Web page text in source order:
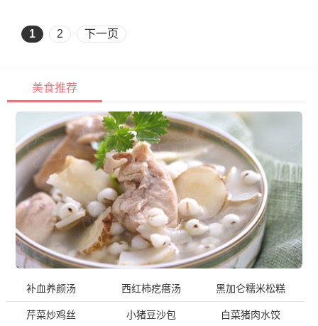
1 2 下一页
美食推荐
补血养颜汤 西红柿疙瘩汤 黑加仑糯米松糕
芹菜炒鸡丝 小猪豆沙包 白菜猪肉水饺